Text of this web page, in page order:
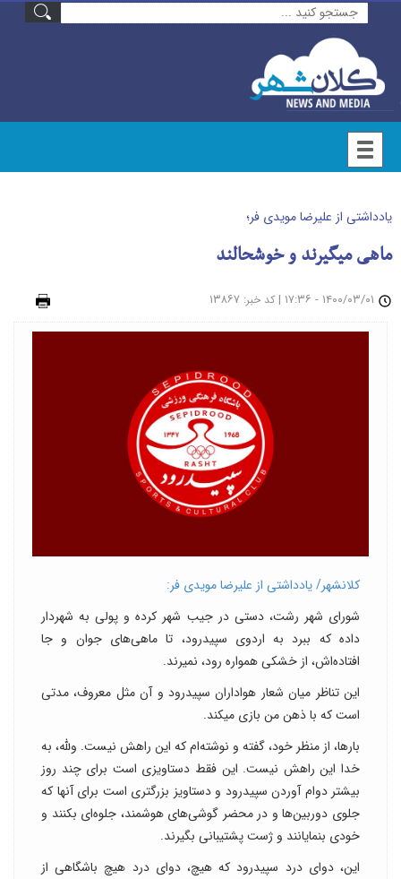
یادداشتی از علیرضا مویدی فر؛
ماهی میگیرند و خوشحالند
| کد خبر: ۱۳۸۶۷
کلانشهر/ یادداشتی از علیرضا مویدی فر:
شورای شهر رشت، دستی در جیب شهر کرده و پولی به شهردار
داده که ببرد به اردوی سپیدرود، تا ماهی‌های جوان و جا
افتاده‌اش، از خشکی همواره رود، نمیرند.
این تناظر میان شعار هواداران سپیدرود و آن مثل معروف، مدتی
است که با ذهن من بازی میکند.
بارها، از منظر خود، گفته و نوشته‌ام که این راهش نیست. ولله، به
خدا این راهش نیست. این فقط دستاویزی است برای چند روز
بیشتر دوام آوردن سپیدرود و دستاویز بزرگتری است برای آنها که
جلوی دوربین‌ها و در محضر گوشی‌های هوشمند، جلوه‌ای بکنند و
خودی بنمایانند و ژست پشتیبانی بگیرند.
این، دوای درد سپیدرود که هیچ، دوای درد هیچ باشگاهی از